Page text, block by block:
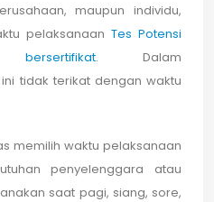
maupun individu,
pelaksanaan Tes Potensi
. Dalam
tidak terikat dengan waktu
memilih waktu pelaksanaan
penyelenggara atau
saat pagi, siang, sore,